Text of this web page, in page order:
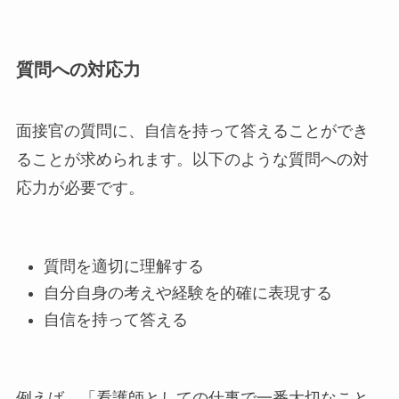
質問への対応力
面接官の質問に、自信を持って答えることができ
ることが求められます。以下のような質問への対
応力が必要です。
質問を適切に理解する
自分自身の考えや経験を的確に表現する
自信を持って答える